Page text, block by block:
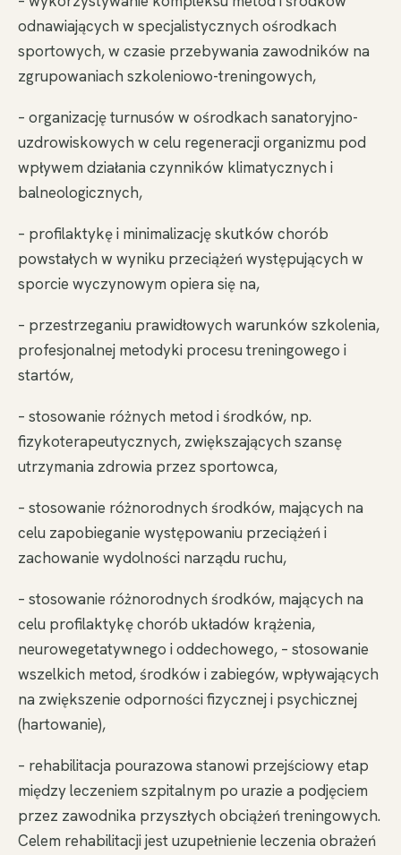
odnawiających w specjalistycznych ośrodkach
sportowych, w czasie przebywania zawodników na
zgrupowaniach szkoleniowo-treningowych,
– organizację turnusów w ośrodkach sanatoryjno-
uzdrowiskowych w celu regeneracji organizmu pod
wpływem działania czynników klimatycznych i
balneologicznych,
– profilaktykę i minimalizację skutków chorób
powstałych w wyniku przeciążeń występujących w
sporcie wyczynowym opiera się na,
– przestrzeganiu prawidłowych warunków szkolenia,
profesjonalnej metodyki procesu treningowego i
startów,
– stosowanie różnych metod i środków, np.
fizykoterapeutycznych, zwiększających szansę
utrzymania zdrowia przez sportowca,
– stosowanie różnorodnych środków, mających na
celu zapobieganie występowaniu przeciążeń i
zachowanie wydolności narządu ruchu,
– stosowanie różnorodnych środków, mających na
celu profilaktykę chorób układów krążenia,
neurowegetatywnego i oddechowego, – stosowanie
wszelkich metod, środków i zabiegów, wpływających
na zwiększenie odporności fizycznej i psychicznej
(hartowanie),
– rehabilitacja pourazowa stanowi przejściowy etap
między leczeniem szpitalnym po urazie a podjęciem
przez zawodnika przyszłych obciążeń treningowych.
Celem rehabilitacji jest uzupełnienie leczenia obrażeń